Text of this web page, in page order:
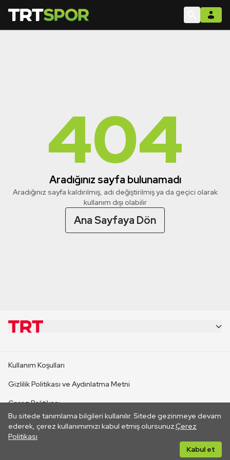
404
Aradığınız sayfa bulunamadı
Aradığınız sayfa kaldırılmış, adı değiştirilmiş ya da geçici olarak
kullanım dışı olabilir
Ana Sayfaya Dön
Bu sitede tanımlama bilgileri kullanılır. Sitede gezinmeye devam
ederek, çerez kullanımımızı kabul etmiş olursunuz.Çerez
Politikası
Kabul et
CANLI YAYINLAR
Kullanım Koşulları
Gizlilik Politikası ve Aydınlatma Metni
Çerez Politikası
İletişim
Her hakkı saklıdır. ©2026 TRT. Bağlantı yoluyla gidilen dış